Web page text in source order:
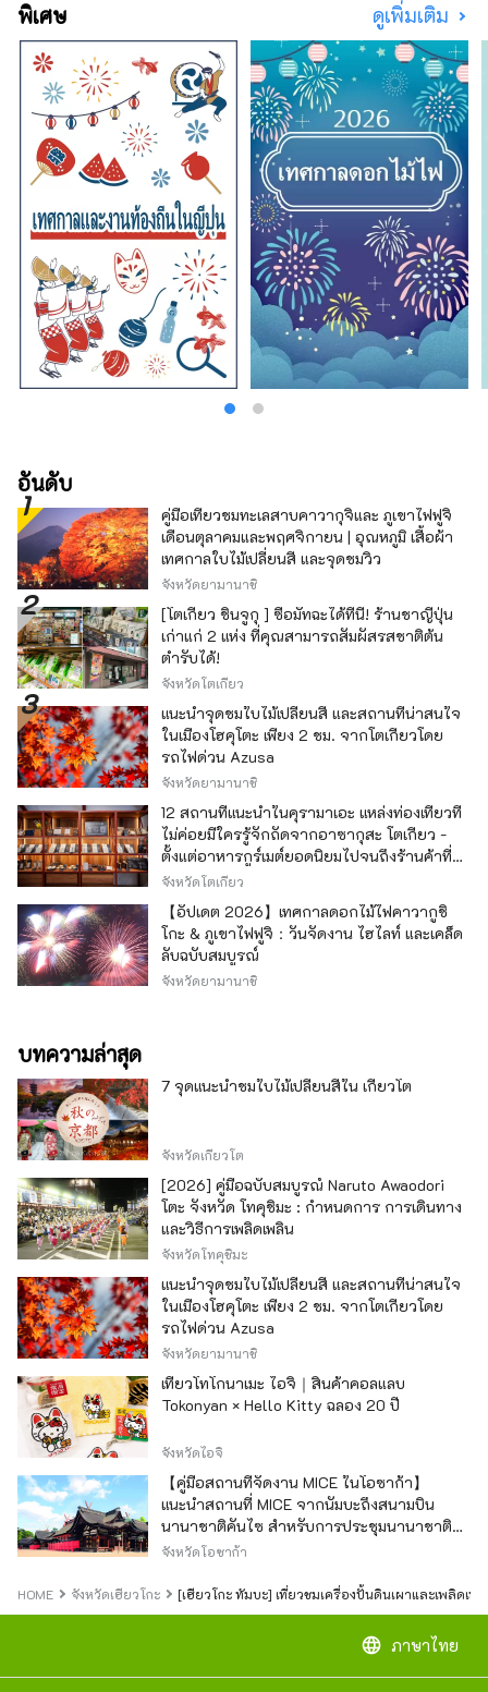
ซากิออนเซ็นก็ปรากฏอยู่ในวรรณกรรมมากมาย
โอบล้อมด้วยธรรมชาติ ให้คุณได้ผ่อนคลาย
ร่างกายและจิตใจ คุณสามารถพบกับเสียงที่น่า
จดจำ เช่น เสียงฟ้าร้องของน้ำวนนารูโตะบนเกาะ
อาวาจิ และเสียงแบบไดนามิกของเทศกาลดอกไม้
ไฟที่จัดขึ้นในสถานที่ต่างๆ ในฤดูร้อน ในสวน
สมุนไพรและสวนพฤกษศาสตร์ในจังหวัด คุณจะ
ได้รับการเยียวยาด้วยกลิ่นสมุนไพรและดอกไม้ที่
อ่อนโยนและน่ารื่นรมย์ตลอดสี่ฤดูกาล เพลิดเพลิน
ไปกับการเดินทางครั้งใหม่ในเฮียวโงะที่กระตุ้น
สัมผัสทั้งห้าของการมองเห็น การรับรส การสัมผัส
การได้ยิน และการดมกลิ่น
พิเศษ ดูเพิ่มเติม
อันดับ
คู่มือเที่ยวชมทะเลสาบคาวากุจิและ ภูเขาไฟฟูจิ
เดือนตุลาคมและพฤศจิกายน | อุณหภูมิ เสื้อผ้า
เทศกาลใบไม้เปลี่ยนสี และจุดชมวิว
จังหวัดยามานาชิ
[โตเกียว ชินจูกุ ] ซื้อมัทฉะได้ที่นี่! ร้านชาญี่ปุ่น
เก่าแก่ 2 แห่ง ที่คุณสามารถสัมผัสรสชาติต้น
ตำรับได้!
จังหวัดโตเกียว
แนะนำจุดชมใบไม้เปลี่ยนสี และสถานที่น่าสนใจ
ในเมืองโฮคุโตะ เพียง 2 ชม. จากโตเกียวโดย
รถไฟด่วน Azusa
จังหวัดยามานาชิ
12 สถานที่แนะนำในคุรามาเอะ แหล่งท่องเที่ยวที่
ไม่ค่อยมีใครรู้จักถัดจากอาซากุสะ โตเกียว -
ตั้งแต่อาหารกูร์เมต์ยอดนิยมไปจนถึงร้านค้าที่มี
เอกลักษณ์ -
จังหวัดโตเกียว
【อัปเดต 2026】เทศกาลดอกไม้ไฟคาวากูชิ
โกะ & ภูเขาไฟฟูจิ：วันจัดงาน ไฮไลท์ และเคล็ด
ลับฉบับสมบูรณ์
จังหวัดยามานาชิ
บทความล่าสุด
7 จุดแนะนำชมใบไม้เปลี่ยนสีใน เกียวโต
จังหวัดเกียวโต
[2026] คู่มือฉบับสมบูรณ์ Naruto Awaodori
โตะ จังหวัด โทคุชิมะ : กำหนดการ การเดินทาง
และวิธีการเพลิดเพลิน
จังหวัดโทคุชิมะ
แนะนำจุดชมใบไม้เปลี่ยนสี และสถานที่น่าสนใจ
ในเมืองโฮคุโตะ เพียง 2 ชม. จากโตเกียวโดย
รถไฟด่วน Azusa
จังหวัดยามานาชิ
เที่ยวโทโกนาเมะ ไอจิ｜สินค้าคอลแลบ
Tokonyan × Hello Kitty ฉลอง 20 ปี
จังหวัดไอจิ
【คู่มือสถานที่จัดงาน MICE ในโอซาก้า】
แนะนำสถานที่ MICE จากนัมบะถึงสนามบิน
นานาชาติคันไซ สำหรับการประชุมนานาชาติ
และกิจกรรมองค์กร
จังหวัดโอซาก้า
HOME จังหวัดเฮียวโกะ [เฮียวโกะ ทัมบะ] เที่ยวชมเครื่องปั้นดินเผาและเพลิ
language ภาษาไทย